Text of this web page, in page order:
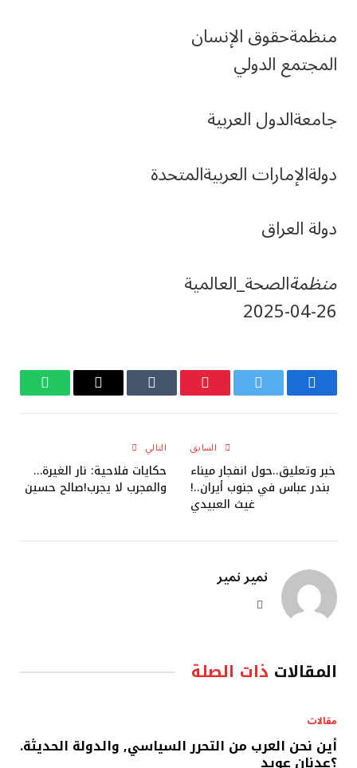
منظمةحقوق الإنسان
المجتمع الدولي
جامعةالدول العربية
دولةالإمارات العربيةالمتحدة
دولة العراق
منظمةالصحة_العالمية
‎2025-‎04-‎26
فيسبوك تويتر بينتيريستTumblr
البريد
واتساب
السابق
خبر وتعليق..حول انفجار ميناء
بندر عباس في جنوب أيران..!
غيث العبيدي
التالي
حكايات فلاحية: نار الغيرة…
والمجرب لا يجرب!صالح حسين
نمير نمير
المقالات ذات الصلة
مقالات
أين نحن العرب من التحرر السياسي, والدولة الحديثة.
؟عدنان عويد